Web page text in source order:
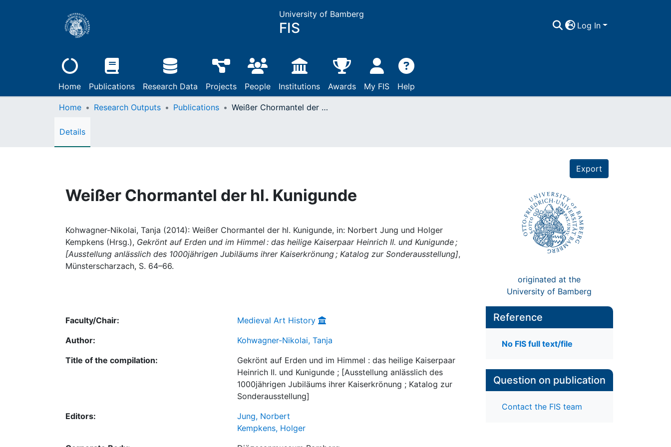
University of Bamberg
FIS Log In
Home Publications Research Data Projects People Institutions Awards My FIS Help
Home Research Outputs Publications Weißer Chormantel der hl. Kunigunde
Details
Export
Weißer Chormantel der hl. Kunigunde
Kohwagner-Nikolai, Tanja (2014): Weißer Chormantel der hl. Kunigunde, in: Norbert Jung und Holger
Kempkens (Hrsg.), Gekrönt auf Erden und im Himmel : das heilige Kaiserpaar Heinrich II. und Kunigunde ;
[Ausstellung anlässlich des 1000jährigen Jubiläums ihrer Kaiserkrönung ; Katalog zur Sonderausstellung],
Münsterscharzach, S. 64–66.
originated at the
University of Bamberg
Faculty/Chair:
Medieval Art History
Author:
Kohwagner-Nikolai, Tanja
Title of the compilation:
Gekrönt auf Erden und im Himmel : das heilige Kaiserpaar
Heinrich II. und Kunigunde ; [Ausstellung anlässlich des
1000jährigen Jubiläums ihrer Kaiserkrönung ; Katalog zur
Sonderausstellung]
Editors:
Jung, Norbert
Kempkens, Holger
Reference
No FIS full text/file
Question on publication
Contact the FIS team